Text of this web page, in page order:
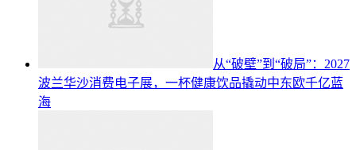
从“破壁”到“破局”：2027
波兰华沙消费电子展，一杯健康饮品撬动中东欧千亿蓝
海